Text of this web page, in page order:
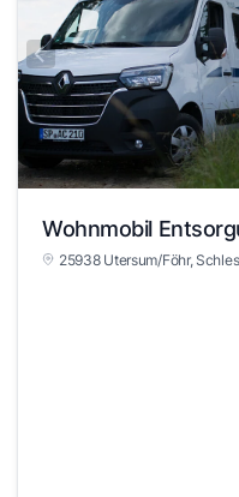
25938 Utersum/Föhr,